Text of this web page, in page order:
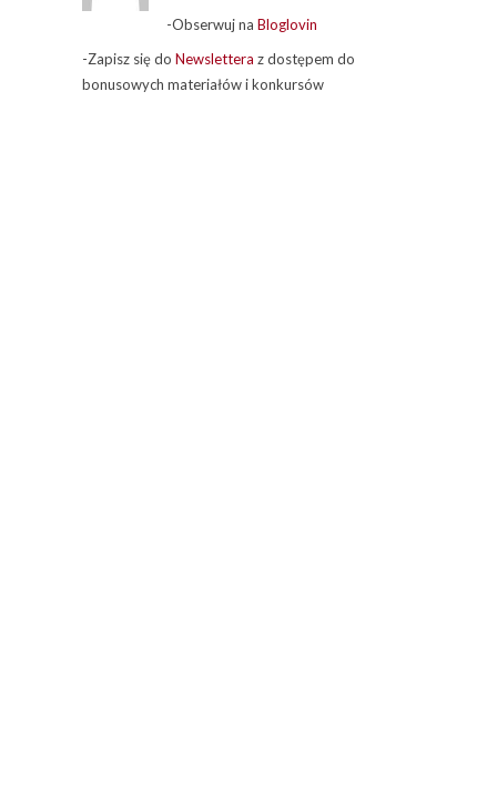
-Obserwuj na Bloglovin
-Zapisz się do Newslettera z dostępem do
bonusowych materiałów i konkursów